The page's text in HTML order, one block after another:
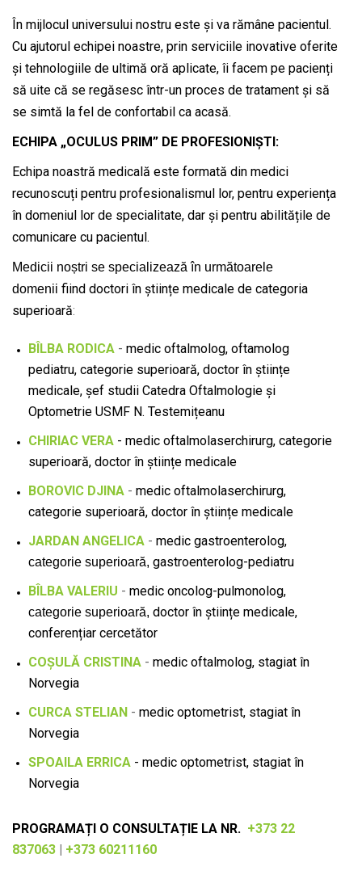
În mijlocul universului nostru este și va rămâne pacientul.
Cu ajutorul echipei noastre, prin serviciile inovative oferite
și tehnologiile de ultimă oră aplicate, îi facem pe pacienți
să uite că se regăsesc într-un proces de tratament și să
se simtă la fel de confortabil ca acasă.
ECHIPA „OCULUS PRIM” DE PROFESIONIȘTI:
Echipa noastră medicală este formată din medici
recunoscuți pentru profesionalismul lor, pentru experiența
în domeniul lor de specialitate, dar și pentru abilitățile de
comunicare cu pacientul.
Medicii noștri se specializează în următoarele
domenii fiind doctori în științe medicale de categoria
superioară:
BÎLBA RODICA - medic oftalmolog, oftamolog
pediatru, categorie superioară, doctor în științe
medicale, șef studii Catedra Oftalmologie și
Optometrie USMF N. Testemițeanu
CHIRIAC VERA - medic oftalmolaserchirurg, categorie
superioară, doctor în științe medicale
BOROVIC DJINA - medic oftalmolaserchirurg,
categorie superioară, doctor în științe medicale
JARDAN ANGELICA - medic gastroenterolog,
categorie superioară, gastroenterolog-pediatru
BÎLBA VALERIU - medic oncolog-pulmonolog,
categorie superioară, doctor în științe medicale,
conferențiar cercetător
COȘULĂ CRISTINA - medic oftalmolog, stagiat în
Norvegia
CURCA STELIAN - medic optometrist, stagiat în
Norvegia
SPOAILA ERRICA - medic optometrist, stagiat în
Norvegia
​PROGRAMAȚI O CONSULTAȚIE LA NR. +373 22
837063 | +373 60211160